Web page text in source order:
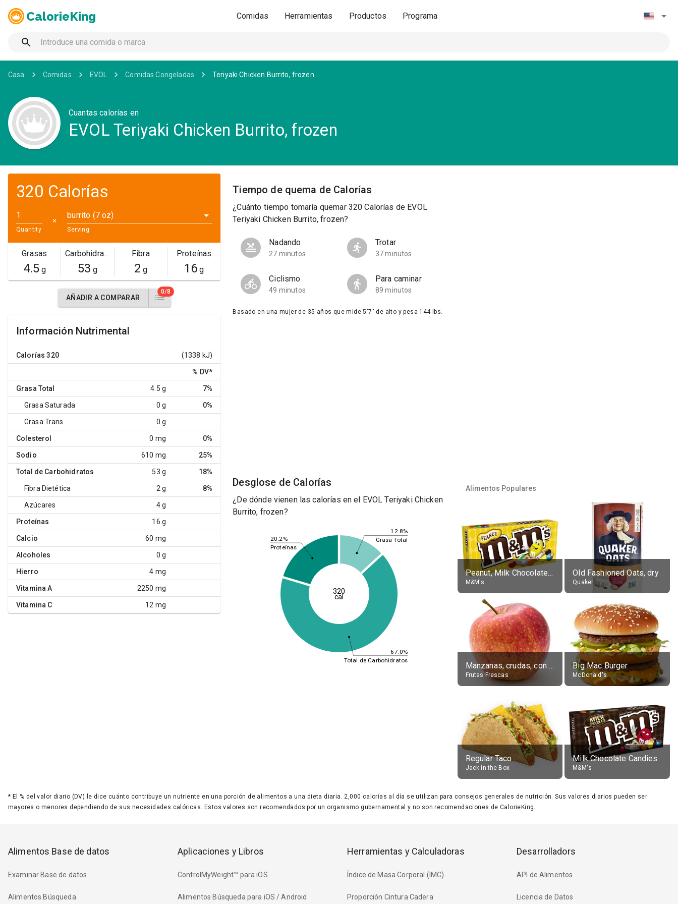
CalorieKing Comidas Herramientas Productos Programa
Casa Comidas EVOL Comidas Congeladas Teriyaki Chicken Burrito, frozen
Cuantas calorías en
EVOL Teriyaki Chicken Burrito, frozen
320 Calorías
Quantity
✕
burrito (7 oz)
Serving
Grasas
4.5g
Carbohidratos
53 g
Fibra
2 g
Proteínas
16g
AÑADIR A COMPARAR
0/8
Información Nutrimental
Calorías 320 (1338 kJ)
% DV*
Grasa Total 4.5 g 7%
Grasa Saturada 0 g 0%
Grasa Trans 0 g
Colesterol 0 mg 0%
Sodio 610 mg 25%
Total de Carbohidratos 53 g 18%
Fibra Dietética 2 g 8%
Azúcares 4 g
Proteínas 16 g
Calcio 60 mg
Alcoholes 0 g
Hierro 4 mg
Vitamina A 2250 mg
Vitamina C 12 mg
Tiempo de quema de Calorías
¿Cuánto tiempo tomaría quemar 320 Calorías de EVOL
Teriyaki Chicken Burrito, frozen?
Nadando
27 minutos
Trotar
37 minutos
Ciclismo
49 minutos
Para caminar
89 minutos
Basado en una mujer de 35 años que mide 5'7" de alto y pesa 144 lbs.
Desglose de Calorías
¿De dónde vienen las calorías en el EVOL Teriyaki Chicken
Burrito, frozen?
12.8%
67.0%
20.2% Grasa Total
Total de Carbohidratos
Proteínas
320
cal
Alimentos Populares
Peanut, Milk Chocolate Candies
M&M's
Old Fashioned Oats, dry
Quaker
Manzanas, crudas, con piel
Frutas Frescas
Big Mac Burger
McDonald's
Regular Taco
Jack in the Box
Milk Chocolate Candies
M&M's
* El % del valor diario (DV) le dice cuánto contribuye un nutriente en una porción de alimentos a una dieta diaria. 2,000 calorías al día se utilizan para consejos generales de nutrición. Sus valores diarios pueden ser
mayores o menores dependiendo de sus necesidades calóricas. Estos valores son recomendados por un organismo gubernamental y no son recomendaciones de CalorieKing.
Alimentos Base de datos
Examinar Base de datos
Alimentos Búsqueda
Aplicaciones y Libros
ControlMyWeight™ para iOS
Alimentos Búsqueda para iOS / Android
Herramientas y Calculadoras
Índice de Masa Corporal (IMC)
Proporción Cintura Cadera
Desarrolladors
API de Alimentos
Licencia de Datos